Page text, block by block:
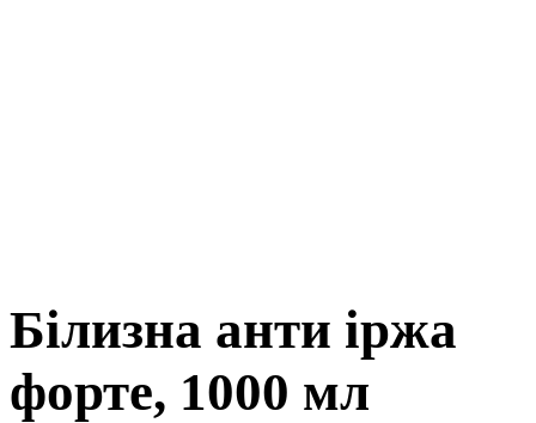
Білизна анти іржа
форте, 1000 мл